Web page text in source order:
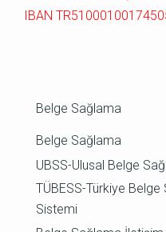
IBAN
Belge Sağlama
Belge Sağlama
UBSS-Ulusal Belge
TÜBESS-Türkiye
Sistemi